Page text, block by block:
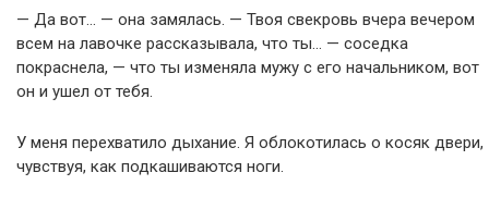
— Да вот… — она замялась. — Твоя свекровь вчера вечером
всем на лавочке рассказывала, что ты… — соседка
покраснела, — что ты изменяла мужу с его начальником, вот
он и ушел от тебя.
У меня перехватило дыхание. Я облокотилась о косяк двери,
чувствуя, как подкашиваются ноги.